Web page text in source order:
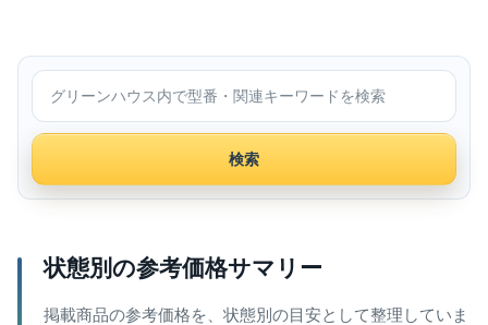
グリーンハウス内で検索
検索
状態別の参考価格サマリー
掲載商品の参考価格を、状態別の目安として整理していま